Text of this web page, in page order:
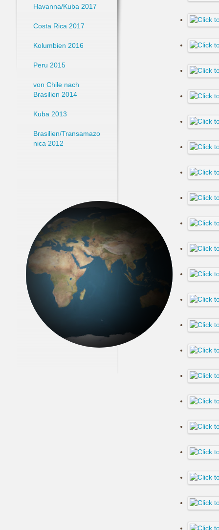
Havanna/Kuba 2017
Costa Rica 2017
Kolumbien 2016
Peru 2015
von Chile nach
Brasilien 2014
Kuba 2013
Brasilien/Transamazo
nica 2012